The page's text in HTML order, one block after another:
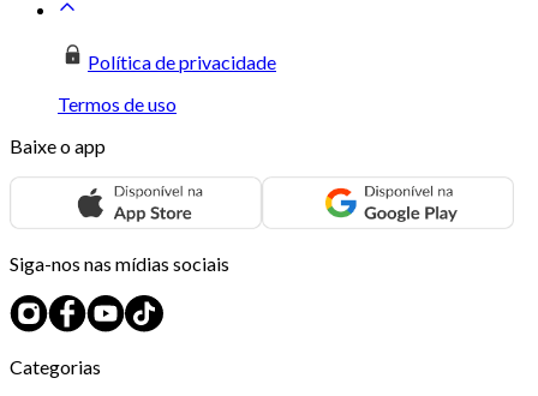
Política de privacidade
Termos de uso
Baixe o app
Siga-nos nas mídias sociais
Categorias